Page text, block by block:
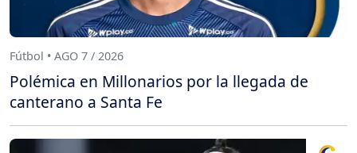
Fútbol • AGO 7 / 2026
Polémica en Millonarios por la llegada de
canterano a Santa Fe